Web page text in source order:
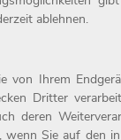
Kontakt
ablehnen.
Ihrem
Dritter
deren
Sie auf den